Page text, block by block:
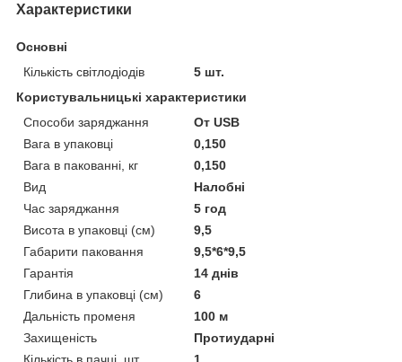
Характеристики
Основні
Кількість світлодіодів
5 шт.
Користувальницькі характеристики
Cпособи заряджання
От USB
Вага в упаковці
0,150
Вага в пакованні, кг
0,150
Вид
Налобні
Час заряджання
5 год
Висота в упаковці (см)
9,5
Габарити паковання
9,5*6*9,5
Гарантія
14 днів
Глибина в упаковці (см)
6
Дальність променя
100 м
Захищеність
Протиударні
Кількість в пачці, шт.
1